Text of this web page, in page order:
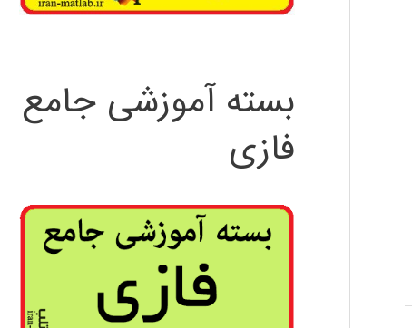
بسته آموزشی جامع
فازی